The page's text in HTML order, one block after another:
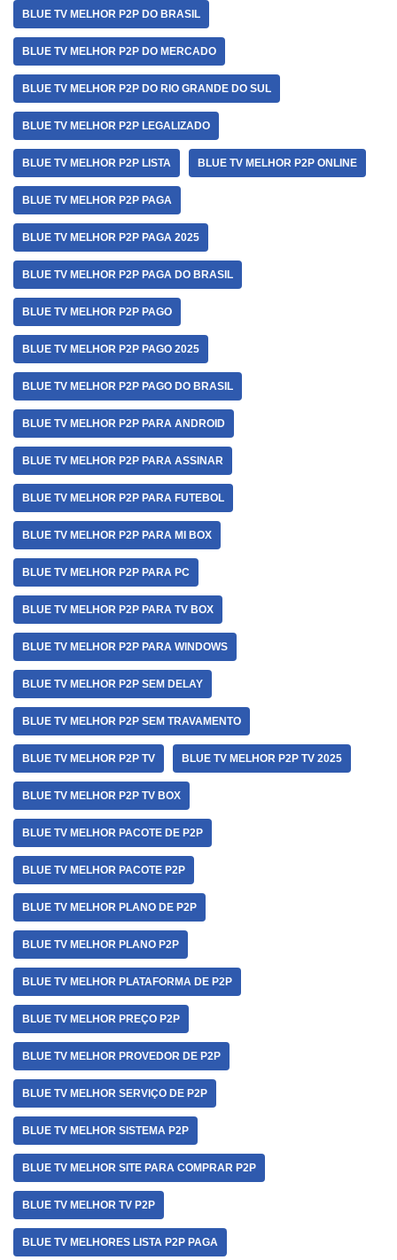
BLUE TV MELHOR P2P DO BRASIL
BLUE TV MELHOR P2P DO MERCADO
BLUE TV MELHOR P2P DO RIO GRANDE DO SUL
BLUE TV MELHOR P2P LEGALIZADO
BLUE TV MELHOR P2P LISTA BLUE TV MELHOR P2P ONLINE
BLUE TV MELHOR P2P PAGA
BLUE TV MELHOR P2P PAGA 2025
BLUE TV MELHOR P2P PAGA DO BRASIL
BLUE TV MELHOR P2P PAGO
BLUE TV MELHOR P2P PAGO 2025
BLUE TV MELHOR P2P PAGO DO BRASIL
BLUE TV MELHOR P2P PARA ANDROID
BLUE TV MELHOR P2P PARA ASSINAR
BLUE TV MELHOR P2P PARA FUTEBOL
BLUE TV MELHOR P2P PARA MI BOX
BLUE TV MELHOR P2P PARA PC
BLUE TV MELHOR P2P PARA TV BOX
BLUE TV MELHOR P2P PARA WINDOWS
BLUE TV MELHOR P2P SEM DELAY
BLUE TV MELHOR P2P SEM TRAVAMENTO
BLUE TV MELHOR P2P TV BLUE TV MELHOR P2P TV 2025
BLUE TV MELHOR P2P TV BOX
BLUE TV MELHOR PACOTE DE P2P
BLUE TV MELHOR PACOTE P2P
BLUE TV MELHOR PLANO DE P2P
BLUE TV MELHOR PLANO P2P
BLUE TV MELHOR PLATAFORMA DE P2P
BLUE TV MELHOR PREÇO P2P
BLUE TV MELHOR PROVEDOR DE P2P
BLUE TV MELHOR SERVIÇO DE P2P
BLUE TV MELHOR SISTEMA P2P
BLUE TV MELHOR SITE PARA COMPRAR P2P
BLUE TV MELHOR TV P2P
BLUE TV MELHORES LISTA P2P PAGA